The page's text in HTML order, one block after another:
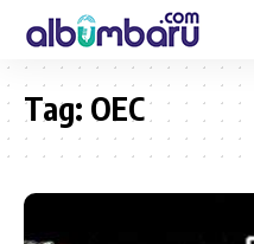
Tag: OEC